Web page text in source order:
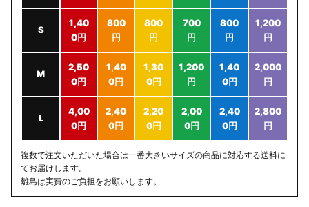
S
1,40
0円
800
円
800
円
700
円
800
円
1,200
円
M
2,50
0円
1,40
0円
1,30
0円
1,200
円
1,40
0円
2,000
円
L
4,00
0円
2,40
0円
2,20
0円
2,00
0円
2,40
0円
2,800
円
複数で注文いただいた場合は一番大きいサイズの商品に対応する送料に
てお届けします。
離島は実費のご負担をお願いします。